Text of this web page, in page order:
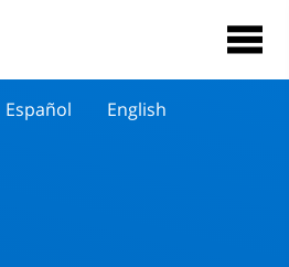
Español English